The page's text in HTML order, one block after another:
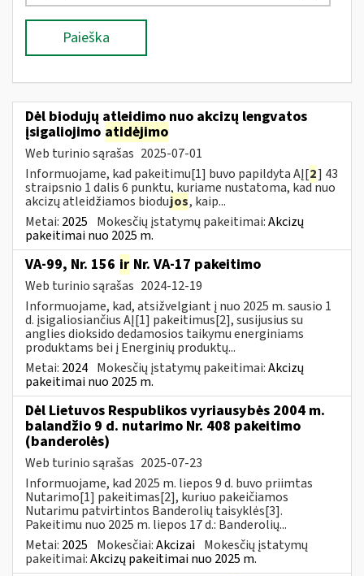
Paieška
Dėl biodujų atleidimo nuo akcizų lengvatos
įsigaliojimo atidėjimo
Web turinio sąrašas 2025-07-01
Informuojame, kad pakeitimu[1] buvo papildyta AĮ[2] 43
straipsnio 1 dalis 6 punktu, kuriame nustatoma, kad nuo
akcizų atleidžiamos biodujos, kaip...
Metai: 2025 Mokesčių įstatymų pakeitimai:Akcizų
pakeitimai nuo 2025 m.
VA-99, Nr. 156 ir Nr. VA-17 pakeitimo
Web turinio sąrašas 2024-12-19
Informuojame, kad, atsižvelgiant į nuo 2025 m. sausio 1
d. įsigaliosiančius AĮ[1] pakeitimus[2], susijusius su
anglies dioksido dedamosios taikymu energiniams
produktams bei į Energinių produktų...
Metai: 2024 Mokesčių įstatymų pakeitimai:Akcizų
pakeitimai nuo 2025 m.
Dėl Lietuvos Respublikos vyriausybės 2004 m.
balandžio 9 d. nutarimo Nr. 408 pakeitimo
(banderolės)
Web turinio sąrašas 2025-07-23
Informuojame, kad 2025 m. liepos 9 d. buvo priimtas
Nutarimo[1] pakeitimas[2], kuriuo pakeičiamos
Nutarimu patvirtintos Banderolių taisyklės[3].
Pakeitimu nuo 2025 m. liepos 17 d.: Banderolių...
Metai: 2025 Mokesčiai:Akcizai Mokesčių įstatymų
pakeitimai:Akcizų pakeitimai nuo 2025 m.